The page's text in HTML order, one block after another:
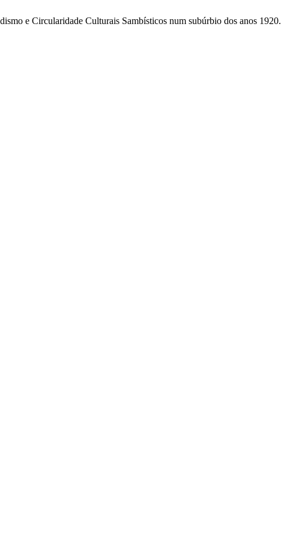
e Circularidade Culturais Sambísticos num subúrbio dos anos 1920.